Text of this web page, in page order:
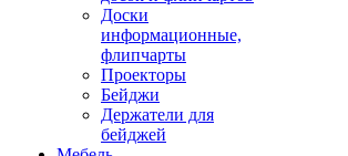
Доски
информационные,
флипчарты
Проекторы
Бейджи
Держатели для
бейджей